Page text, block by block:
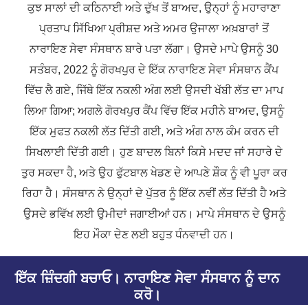
ਕੁਝ ਸਾਲਾਂ ਦੀ ਕਠਿਨਾਈ ਅਤੇ ਦੁੱਖ ਤੋਂ ਬਾਅਦ, ਉਨ੍ਹਾਂ ਨੂੰ ਮਹਾਰਾਣਾ
ਪ੍ਰਤਾਪ ਸਿੱਖਿਆ ਪ੍ਰੀਸ਼ਦ ਅਤੇ ਅਮਰ ਉਜਾਲਾ ਅਖ਼ਬਾਰਾਂ ਤੋਂ
ਨਾਰਾਇਣ ਸੇਵਾ ਸੰਸਥਾਨ ਬਾਰੇ ਪਤਾ ਲੱਗਾ। ਉਸਦੇ ਮਾਪੇ ਉਸਨੂੰ 30
ਸਤੰਬਰ, 2022 ਨੂੰ ਗੋਰਖਪੁਰ ਦੇ ਇੱਕ ਨਾਰਾਇਣ ਸੇਵਾ ਸੰਸਥਾਨ ਕੈਂਪ
ਵਿੱਚ ਲੈ ਗਏ, ਜਿੱਥੇ ਇੱਕ ਨਕਲੀ ਅੰਗ ਲਈ ਉਸਦੀ ਖੱਬੀ ਲੱਤ ਦਾ ਮਾਪ
ਲਿਆ ਗਿਆ; ਅਗਲੇ ਗੋਰਖਪੁਰ ਕੈਂਪ ਵਿੱਚ ਇੱਕ ਮਹੀਨੇ ਬਾਅਦ, ਉਸਨੂੰ
ਇੱਕ ਮੁਫਤ ਨਕਲੀ ਲੱਤ ਦਿੱਤੀ ਗਈ, ਅਤੇ ਅੰਗ ਨਾਲ ਕੰਮ ਕਰਨ ਦੀ
ਸਿਖਲਾਈ ਦਿੱਤੀ ਗਈ। ਹੁਣ ਬਾਦਲ ਬਿਨਾਂ ਕਿਸੇ ਮਦਦ ਜਾਂ ਸਹਾਰੇ ਦੇ
ਤੁਰ ਸਕਦਾ ਹੈ, ਅਤੇ ਉਹ ਫੁੱਟਬਾਲ ਖੇਡਣ ਦੇ ਆਪਣੇ ਸ਼ੌਕ ਨੂੰ ਵੀ ਪੂਰਾ ਕਰ
ਰਿਹਾ ਹੈ। ਸੰਸਥਾਨ ਨੇ ਉਨ੍ਹਾਂ ਦੇ ਪੁੱਤਰ ਨੂੰ ਇੱਕ ਨਵੀਂ ਲੱਤ ਦਿੱਤੀ ਹੈ ਅਤੇ
ਉਸਦੇ ਭਵਿੱਖ ਲਈ ਉਮੀਦਾਂ ਜਗਾਈਆਂ ਹਨ। ਮਾਪੇ ਸੰਸਥਾਨ ਦੇ ਉਸਨੂੰ
ਇਹ ਮੌਕਾ ਦੇਣ ਲਈ ਬਹੁਤ ਧੰਨਵਾਦੀ ਹਨ।
ਇੱਕ ਜ਼ਿੰਦਗੀ ਬਚਾਓ। ਨਾਰਾਇਣ ਸੇਵਾ ਸੰਸਥਾਨ ਨੂੰ ਦਾਨ
ਕਰੋ।